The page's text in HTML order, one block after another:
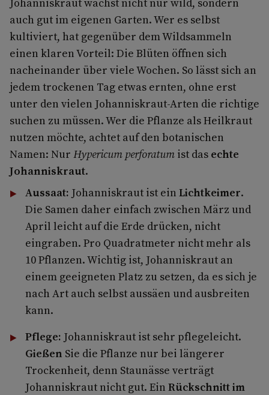
auch gut im eigenen Garten. Wer es selbst
kultiviert, hat gegenüber dem Wildsammeln
einen klaren Vorteil: Die Blüten öffnen sich
nacheinander über viele Wochen. So lässt sich an
jedem trockenen Tag etwas ernten, ohne erst
unter den vielen Johanniskraut-Arten die richtige
suchen zu müssen. Wer die Pflanze als Heilkraut
nutzen möchte, achtet auf den botanischen
Namen: Nur Hypericum perforatum ist das echte
Johanniskraut.
Aussaat: Johanniskraut ist ein Lichtkeimer.
Die Samen daher einfach zwischen März und
April leicht auf die Erde drücken, nicht
eingraben. Pro Quadratmeter nicht mehr als
10 Pflanzen. Wichtig ist, Johanniskraut an
einem geeigneten Platz zu setzen, da es sich je
nach Art auch selbst aussäen und ausbreiten
kann.
Pflege: Johanniskraut ist sehr pflegeleicht.
Gießen Sie die Pflanze nur bei längerer
Trockenheit, denn Staunässe verträgt
Johanniskraut nicht gut. Ein Rückschnitt im